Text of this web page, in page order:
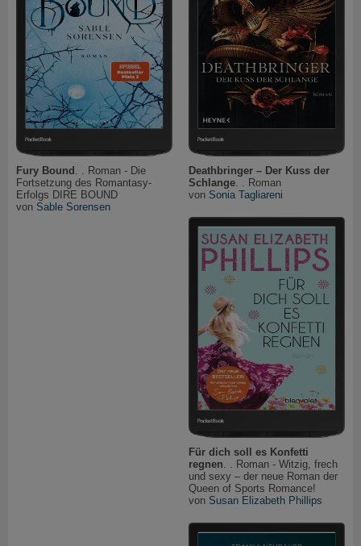
Fury Bound . . Roman - Die
Fortsetzung des Romantasy-
Erfolgs DIRE BOUND
von Sable Sorensen
Deathbringer – Der Kuss der
Schlange. . Roman
von Sonia Tagliareni
Für dich soll es Konfetti
regnen. . Roman - Witzig, frech
und sexy – der neue Roman der
Queen of Sports Romance!
von Susan Elizabeth Phillips